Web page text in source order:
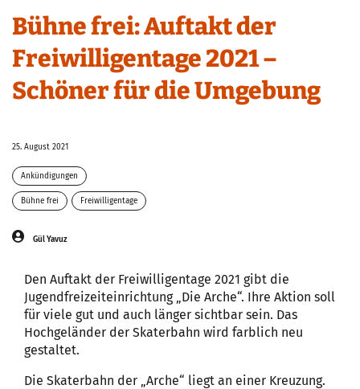
Bühne frei: Auftakt der
Freiwilligentage 2021 –
Schöner für die Umgebung
25. August 2021
Ankündigungen
Bühne frei Freiwilligentage
Gül Yavuz
Den Auftakt der Freiwilligentage 2021 gibt die
Jugendfreizeiteinrichtung „Die Arche“. Ihre Aktion soll
für viele gut und auch länger sichtbar sein. Das
Hochgeländer der Skaterbahn wird farblich neu
gestaltet.
Die Skaterbahn der „Arche“ liegt an einer Kreuzung.